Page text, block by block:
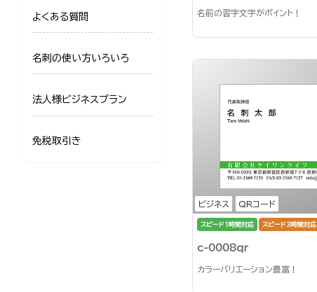
名前の習字文字がポイント！
ビジネス QRコード
スピード1時間対応 スピード3時間対応
c-0008qr
カラーバリエーション豊富！
よくある質問
名刺の使い方いろいろ
法人様ビジネスプラン
免税取引き